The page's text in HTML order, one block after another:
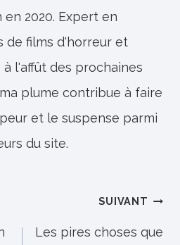
en 2020. Expert en
de films d'horreur et
à l'affût des prochaines
plume contribue à faire
et le suspense parmi
du site.
SUIVANT
Les pires choses que